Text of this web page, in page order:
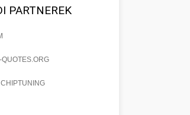
praxisban.
növekedés
marketing tervrajz,
Ismerje meg a
egy klinika
PARTNEREK
QUOTES.ORG